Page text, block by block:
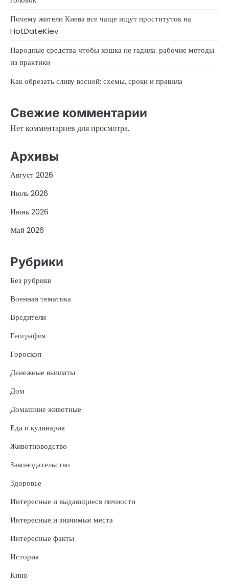
Почему жители Киева все чаще ищут проституток на
HotDateKiev
Народные средства чтобы кошка не гадила: рабочие методы
из практики
Как обрезать сливу весной: схемы, сроки и правила
Свежие комментарии
Нет комментариев для просмотра.
Архивы
Август 2026
Июль 2026
Июнь 2026
Май 2026
Рубрики
Без рубрики
Военная тематика
Вредители
География
Гороскоп
Денежные выплаты
Дом
Домашние животные
Еда и кулинария
Животноводство
Законодательство
Здоровье
Интересные и выдающиеся личности
Интересные и значимые места
Интересные факты
История
Кино